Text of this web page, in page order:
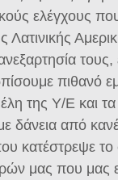
ελέγχους
ανεξαρτησία
πιθανό
της Υ/Ε και
δάνεια από
κατέστρεψε το
μας που μας